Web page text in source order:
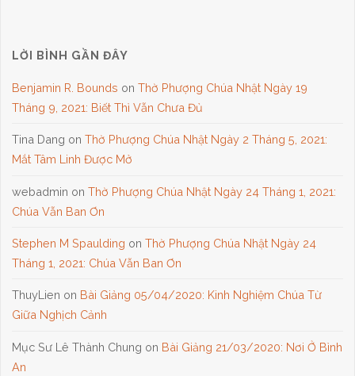
LỜI BÌNH GẦN ĐÂY
Benjamin R. Bounds onThờ Phượng Chúa Nhật Ngày 19
Tháng 9, 2021: Biết Thì Vẫn Chưa Đủ
Tina Dang onThờ Phượng Chúa Nhật Ngày 2 Tháng 5, 2021:
Mắt Tâm Linh Được Mở
webadmin onThờ Phượng Chúa Nhật Ngày 24 Tháng 1, 2021:
Chúa Vẫn Ban Ơn
Stephen M Spaulding onThờ Phượng Chúa Nhật Ngày 24
Tháng 1, 2021: Chúa Vẫn Ban Ơn
ThuyLien on Bài Giảng 05/04/2020: Kinh Nghiệm Chúa Từ
Giữa Nghịch Cảnh
Mục Sư Lê Thành Chung on Bài Giảng 21/03/2020: Nơi Ở Bình
An